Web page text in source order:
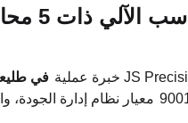
في
معيار نظام إدارة الجودة،